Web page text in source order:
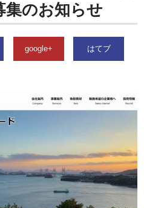
集のお知らせ
google+ はてブ